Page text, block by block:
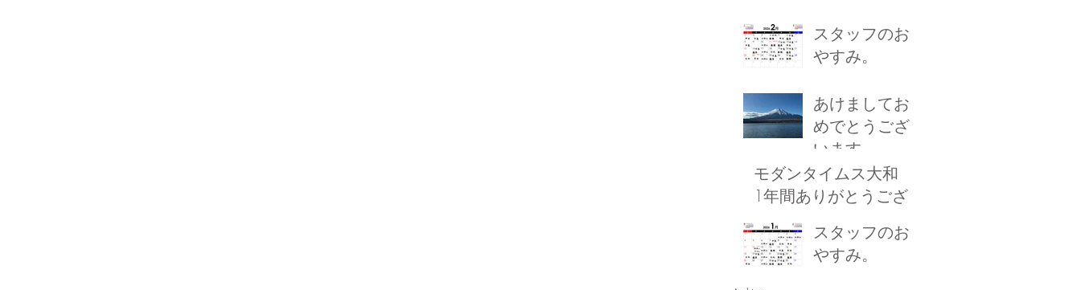
スタッフのお
やすみ。
あけましてお
めでとうござ
います
モダンタイムス大和
1年間ありがとうござ
いました！
スタッフのお
やすみ。